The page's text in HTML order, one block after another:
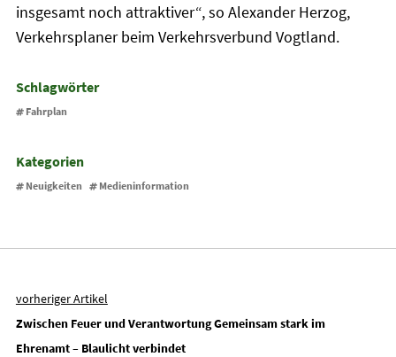
insgesamt noch attraktiver“, so Alexander Herzog,
Verkehrsplaner beim Verkehrsverbund Vogtland.
Schlagwörter
Fahrplan
Kategorien
Neuigkeiten Medieninformation
vorheriger Artikel
Zwischen Feuer und Verantwortung Gemeinsam stark im
Ehrenamt – Blaulicht verbindet